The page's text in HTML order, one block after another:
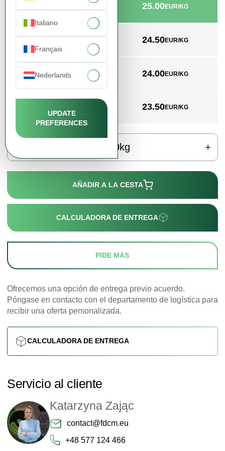
Italiano
Français
Nederlands
UPDATE
PREFERENCES
25.00EUR/KG
min. 200kg 24.50EUR/KG
min. 1000kg 24.00EUR/KG
23.50EUR/KG
kg
AÑADIR A LA CESTA
CALCULADORA DE ENTREGA
PIDE MÁS
Ofrecemos una opción de entrega previo acuerdo.
Póngase en contacto con el departamento de logística para
recibir una oferta personalizada.
CALCULADORA DE ENTREGA
Servicio al cliente
Katarzyna Zając
contact@fdcm.eu
+48 577 124 466